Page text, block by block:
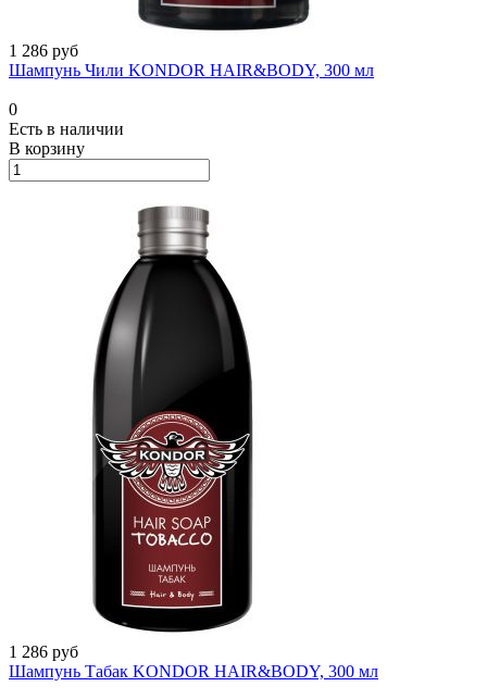
1 286 руб
Шампунь Чили KONDOR HAIR&BODY, 300 мл
0
Есть в наличии
В корзину
1 286 руб
Шампунь Табак KONDOR HAIR&BODY, 300 мл